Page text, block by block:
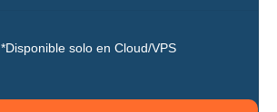
*Disponible solo en Cloud/VPS